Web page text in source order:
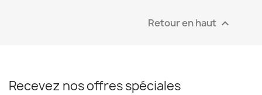
Retour en haut 
Recevez nos offres spéciales